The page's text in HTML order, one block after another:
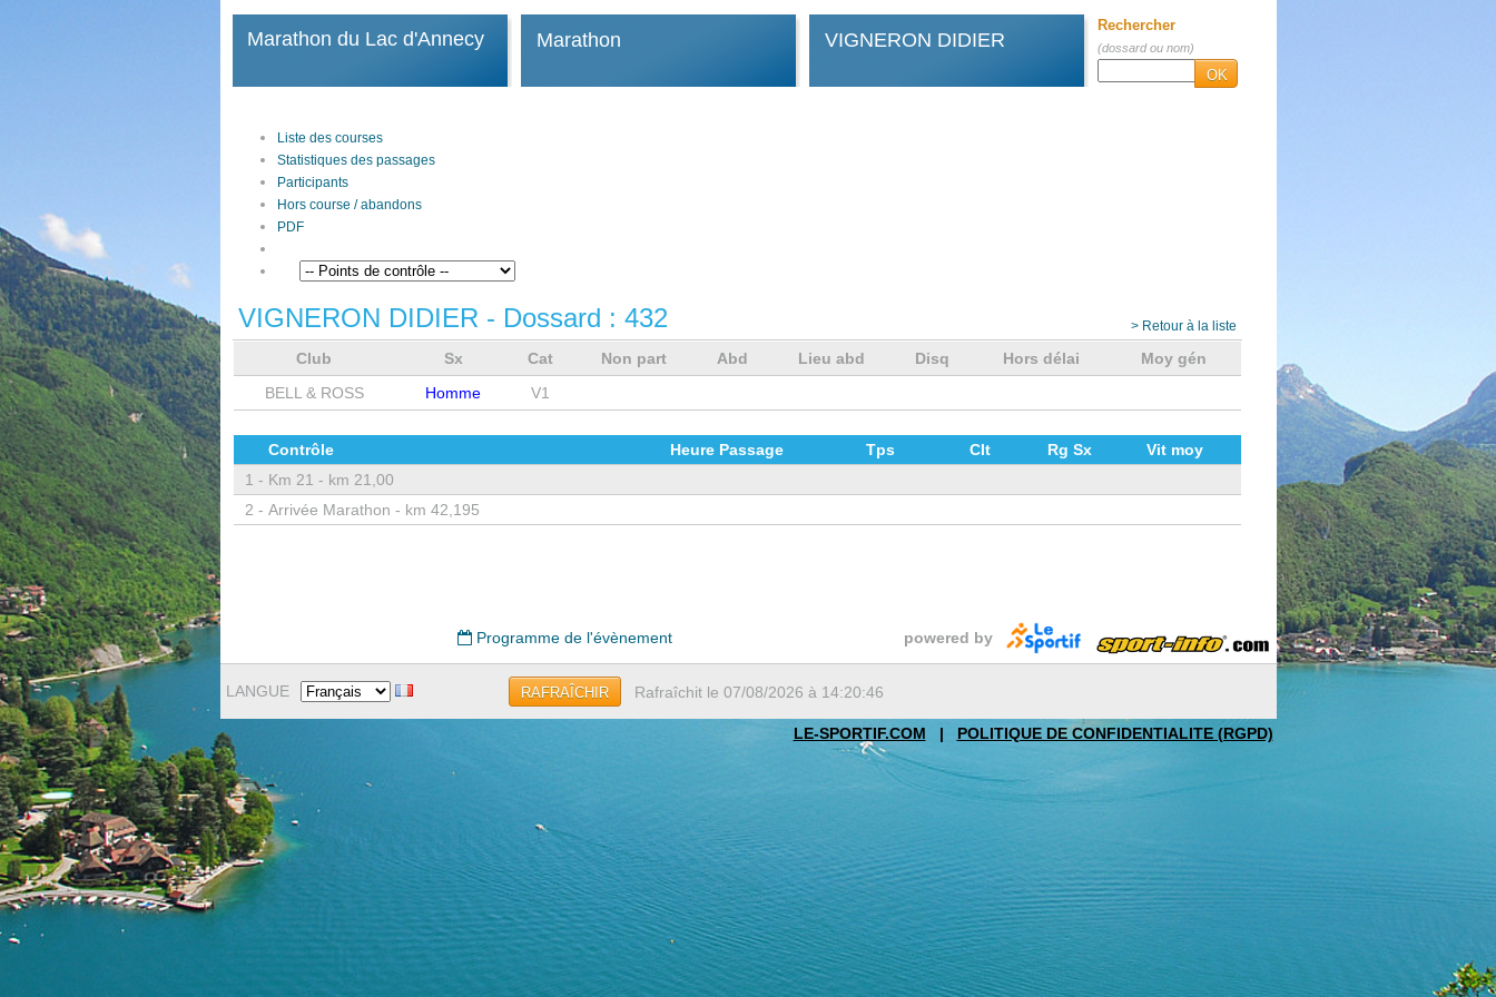
Marathon du Lac d'Annecy Marathon VIGNERON DIDIER
Rechercher
(dossard ou nom)
OK
Liste des courses
Statistiques des passages
Participants
Hors course / abandons
PDF
VIGNERON DIDIER - Dossard : 432 > Retour à la liste
Club Sx Cat Non part Abd Lieu abd Disq Hors délai
Moy gén
BELL & ROSS
Homme V1
Contrôle Heure Passage Tps Clt Rg Sx
Vit moy
1 - Km 21 - km 21,00
2 - Arrivée Marathon - km 42,195
Programme de l'évènement powered by
LANGUE RAFRAÎCHIR Rafraîchit le 07/08/2026 à 14:20:46
LE-SPORTIF.COM | POLITIQUE DE CONFIDENTIALITE (RGPD)